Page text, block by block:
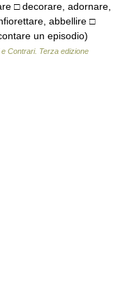
□ decorare, adornare,
abbellire □
un episodio)
e Contrari. Terza edizione